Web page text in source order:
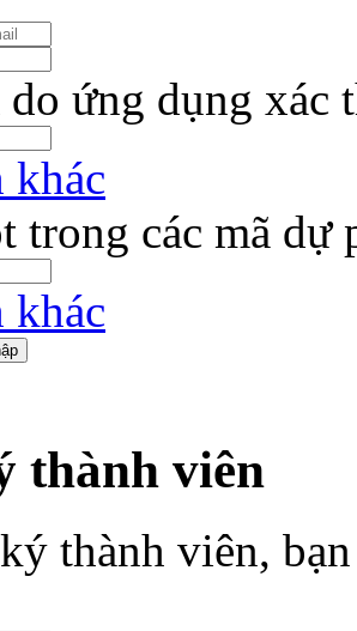
do ứng dụng xác
khác
trong các mã dự
khác
thành viên
thành viên,